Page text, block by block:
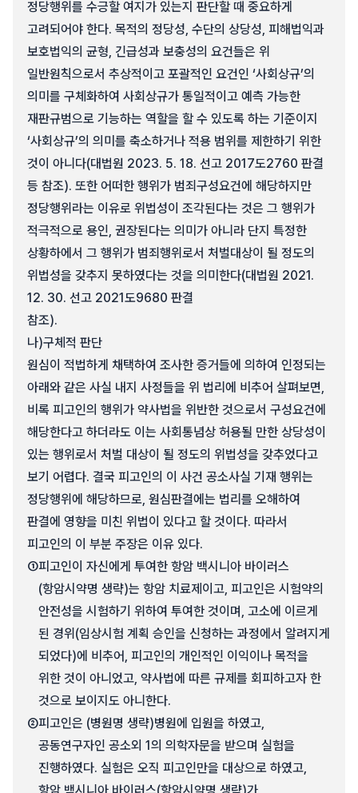
정당행위를 수긍할 여지가 있는지 판단할 때 중요하게
고려되어야 한다. 목적의 정당성, 수단의 상당성, 피해법익과
보호법익의 균형, 긴급성과 보충성의 요건들은 위
일반원칙으로서 추상적이고 포괄적인 요건인 ‘사회상규’의
의미를 구체화하여 사회상규가 통일적이고 예측 가능한
재판규범으로 기능하는 역할을 할 수 있도록 하는 기준이지
‘사회상규’의 의미를 축소하거나 적용 범위를 제한하기 위한
것이 아니다(대법원 2023. 5. 18. 선고 2017도2760 판결
등 참조). 또한 어떠한 행위가 범죄구성요건에 해당하지만
정당행위라는 이유로 위법성이 조각된다는 것은 그 행위가
적극적으로 용인, 권장된다는 의미가 아니라 단지 특정한
상황하에서 그 행위가 범죄행위로서 처벌대상이 될 정도의
위법성을 갖추지 못하였다는 것을 의미한다(대법원 2021.
12. 30. 선고 2021도9680 판결
참조).
나)구체적 판단
원심이 적법하게 채택하여 조사한 증거들에 의하여 인정되는
아래와 같은 사실 내지 사정들을 위 법리에 비추어 살펴보면,
비록 피고인의 행위가 약사법을 위반한 것으로서 구성요건에
해당한다고 하더라도 이는 사회통념상 허용될 만한 상당성이
있는 행위로서 처벌 대상이 될 정도의 위법성을 갖추었다고
보기 어렵다. 결국 피고인의 이 사건 공소사실 기재 행위는
정당행위에 해당하므로, 원심판결에는 법리를 오해하여
판결에 영향을 미친 위법이 있다고 할 것이다. 따라서
피고인의 이 부분 주장은 이유 있다.
①피고인이 자신에게 투여한 항암 백시니아 바이러스
(항암시약명 생략)는 항암 치료제이고, 피고인은 시험약의
안전성을 시험하기 위하여 투여한 것이며, 고소에 이르게
된 경위(임상시험 계획 승인을 신청하는 과정에서 알려지게
되었다)에 비추어, 피고인의 개인적인 이익이나 목적을
위한 것이 아니었고, 약사법에 따른 규제를 회피하고자 한
것으로 보이지도 아니한다.
②피고인은 (병원명 생략)병원에 입원을 하였고,
공동연구자인 공소외 1의 의학자문을 받으며 실험을
진행하였다. 실험은 오직 피고인만을 대상으로 하였고,